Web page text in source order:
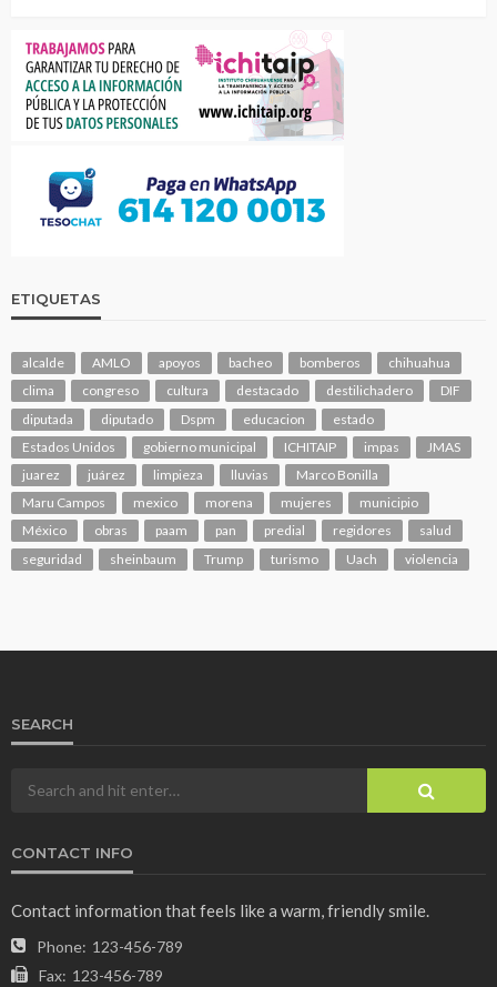
ETIQUETAS
alcalde AMLO apoyos bacheo bomberos
chihuahua
clima
congreso cultura destacado destilichadero
DIF
diputada
diputado Dspm educacion
estado
Estados Unidos
gobierno municipal ICHITAIP impas
JMAS
juarez
juárez limpieza lluvias
Marco Bonilla
Maru Campos
mexico morena mujeres
municipio
México
obras paam pan predial regidores
salud
seguridad
sheinbaum Trump turismo Uach violencia
SEARCH
CONTACT INFO
Contact information that feels like a warm, friendly smile.
Phone: 123-456-789
Fax: 123-456-789